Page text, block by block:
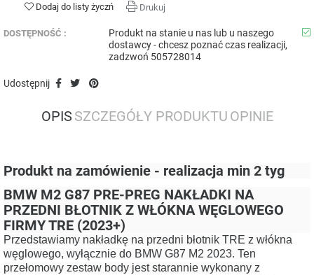
Dodaj do listy życzń Drukuj
DOSTĘPNOŚĆ :
Produkt na stanie u nas lub u naszego
dostawcy - chcesz poznać czas realizacji,
zadzwoń 505728014
Udostępnij
OPIS SZCZEGÓŁY PRODUKTU OPINIE
Produkt na zamówienie - realizacja min 2 tyg
BMW M2 G87 PRE-PREG NAKŁADKI NA
PRZEDNI BŁOTNIK Z WŁÓKNA WĘGLOWEGO
FIRMY TRE (2023+)
Przedstawiamy nakładkę na przedni błotnik TRE z włókna
węglowego, wyłącznie do BMW G87 M2 2023. Ten
przełomowy zestaw body jest starannie wykonany z